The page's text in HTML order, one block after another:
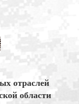
отраслей
области